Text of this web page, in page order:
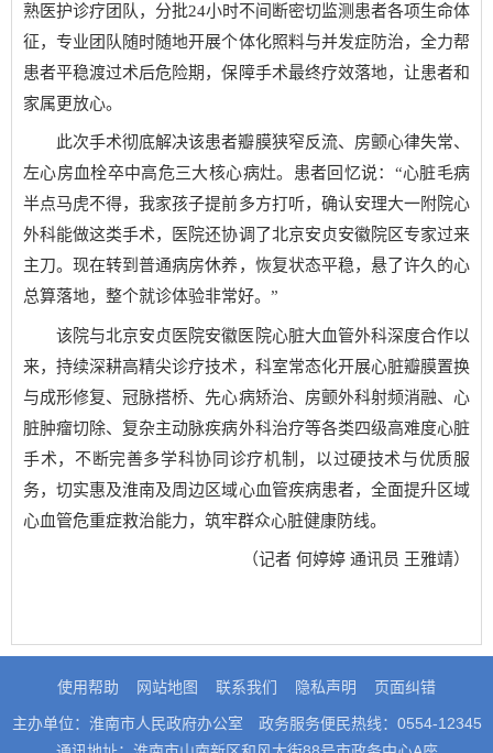
熟医护诊疗团队，分批24小时不间断密切监测患者各项生命体
征，专业团队随时随地开展个体化照料与并发症防治，全力帮
患者平稳渡过术后危险期，保障手术最终疗效落地，让患者和
家属更放心。
此次手术彻底解决该患者瓣膜狭窄反流、房颤心律失常、
左心房血栓卒中高危三大核心病灶。患者回忆说：“心脏毛病
半点马虎不得，我家孩子提前多方打听，确认安理大一附院心
外科能做这类手术，医院还协调了北京安贞安徽院区专家过来
主刀。现在转到普通病房休养，恢复状态平稳，悬了许久的心
总算落地，整个就诊体验非常好。”
该院与北京安贞医院安徽医院心脏大血管外科深度合作以
来，持续深耕高精尖诊疗技术，科室常态化开展心脏瓣膜置换
与成形修复、冠脉搭桥、先心病矫治、房颤外科射频消融、心
脏肿瘤切除、复杂主动脉疾病外科治疗等各类四级高难度心脏
手术，不断完善多学科协同诊疗机制，以过硬技术与优质服
务，切实惠及淮南及周边区域心血管疾病患者，全面提升区域
心血管危重症救治能力，筑牢群众心脏健康防线。
（记者 何婷婷 通讯员 王雅靖）
使用帮助 网站地图 联系我们 隐私声明 页面纠错
主办单位：淮南市人民政府办公室
政务服务便民热线：0554-12345